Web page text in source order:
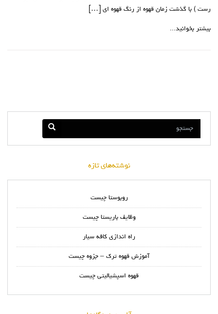
رست ) با گذشت زمان قهوه از رنگ قهوه ای […]
بیشتر بخوانید...
نوشته‌های تازه
روبوستا چیست
وظایف باریستا چیست
راه اندازی کافه سیار
آموزش قهوه ترک – جزوه چیست
قهوه اسپشیالیتی چیست